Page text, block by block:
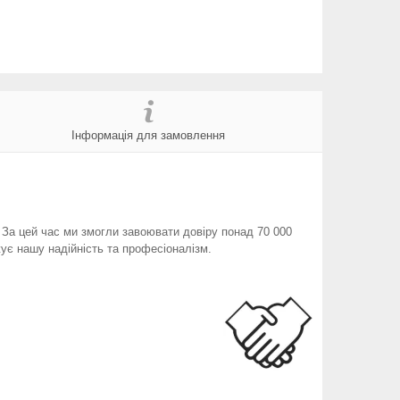
Інформація для замовлення
цей час ми змогли завоювати довіру понад 70 000
надійність та професіоналізм.